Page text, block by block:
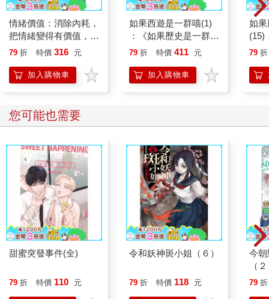
情緒價值：消除內耗，
把情緒變得有價值，跟
誰都能自在相處
79 折 特價 316 元
加入購物車
如果西遊是一群喵(1)
：《如果歷史是一群
喵》作者最新力作，附
79 折 特價 411 元
加入購物車
如
(15)
貓
79 折
您可能也需要
甜蜜突發事件(全)
79 折 特價 110 元
令和妖神斑小姐（６）
79 折 特價 118 元
今
（
79 折